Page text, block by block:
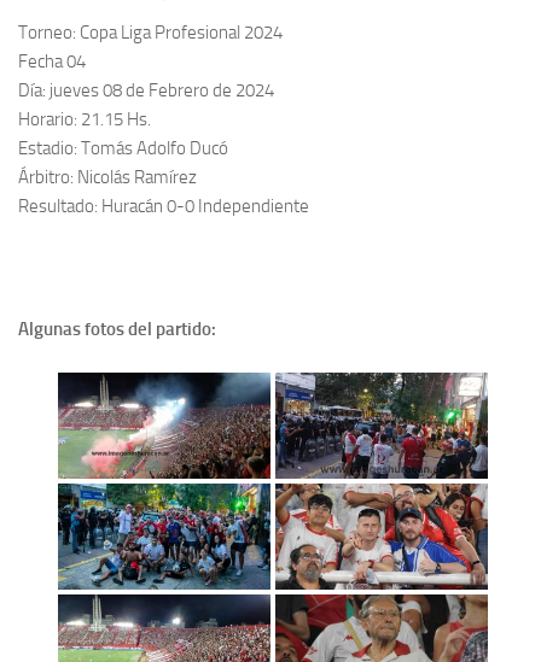
Torneo: Copa Liga Profesional 2024
Fecha 04
Día: jueves 08 de Febrero de 2024
Horario: 21.15 Hs.
Estadio: Tomás Adolfo Ducó
Árbitro: Nicolás Ramírez
Resultado: Huracán 0-0 Independiente
Algunas fotos del partido: